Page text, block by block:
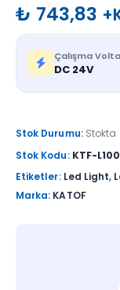
₺ 743,83
Çalışma
DC 24V
Stok Durumu: Stokta
Stok Kodu: KTF-
Etiketler: Led Light,
Marka: KATOF